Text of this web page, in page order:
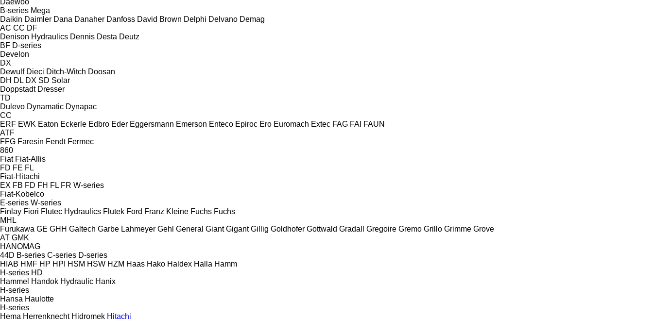
B-series Mega
Daikin Daimler Dana Danaher Danfoss David Brown Delphi Delvano Demag
AC CC DF
Denison Hydraulics Dennis Desta Deutz
BF D-series
Develon
DX
Dewulf Dieci Ditch-Witch Doosan
DH DL DX SD Solar
Doppstadt Dresser
TD
Dulevo Dynamatic Dynapac
CC
ERF EWK Eaton Eckerle Edbro Eder Eggersmann Emerson Enteco Epiroc Ero Euromach Extec FAG FAI FAUN
ATF
FFG Faresin Fendt Fermec
860
Fiat Fiat-Allis
FD FE FL
Fiat-Hitachi
EX FB FD FH FL FR W-series
Fiat-Kobelco
E-series W-series
Finlay Fiori Flutec Hydraulics Flutek Ford Franz Kleine Fuchs Fuchs
MHL
Furukawa GE GHH Galtech Garbe Lahmeyer Gehl General Giant Gigant Gillig Goldhofer Gottwald Gradall Gregoire Gremo Grillo Grimme Grove
AT GMK
HANOMAG
44D B-series C-series D-series
HIAB HMF HP HPI HSM HSW HZM Haas Hako Haldex Halla Hamm
H-series HD
Hammel Handok Hydraulic Hanix
H-series
Hansa Haulotte
H-series
Hema Herrenknecht Hidromek Hitachi